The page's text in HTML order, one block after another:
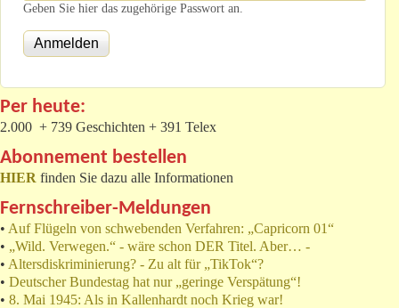
Geben Sie hier das zugehörige Passwort an.
Per heute:
2.000 + 739 Geschichten + 391 Telex
Abonnement bestellen
HIER finden Sie dazu alle Informationen
Fernschreiber-Meldungen
• Auf Flügeln von schwebenden Verfahren: „Capricorn 01“
• „Wild. Verwegen.“ - wäre schon DER Titel. Aber… -
• Altersdiskriminierung? - Zu alt für „TikTok“?
• Deutscher Bundestag hat nur „geringe Verspätung“!
• 8. Mai 1945: Als in Kallenhardt noch Krieg war!